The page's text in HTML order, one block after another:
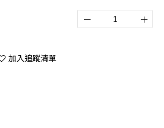
加入追蹤清單